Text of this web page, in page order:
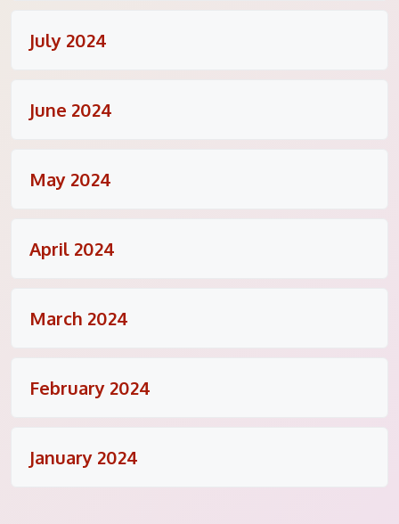
July 2024
June 2024
May 2024
April 2024
March 2024
February 2024
January 2024